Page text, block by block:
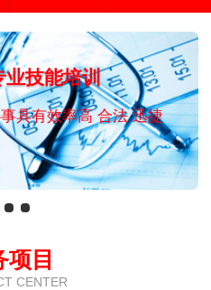
业技能培训
具有效率高 合法 迅捷
项目
CENTER